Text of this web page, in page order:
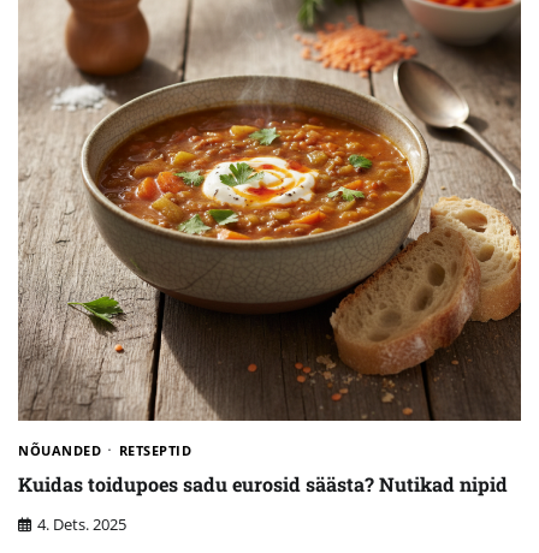
NÕUANDED RETSEPTID
Kuidas toidupoes sadu eurosid säästa? Nutikad nipid
4. Dets. 2025